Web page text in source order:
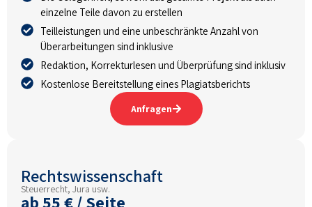
einzelne Teile davon zu erstellen
Teilleistungen und eine unbeschränkte Anzahl von
Überarbeitungen sind inklusive
Redaktion, Korrekturlesen und Überprüfung sind inklusiv
Kostenlose Bereitstellung eines Plagiatsberichts
Anfragen
Rechtswissenschaft
Steuerrecht, Jura usw.
ab 55 € / Seite